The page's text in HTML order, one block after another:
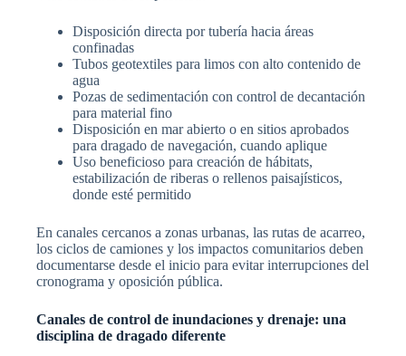
Disposición directa por tubería hacia áreas
confinadas
Tubos geotextiles para limos con alto contenido de
agua
Pozas de sedimentación con control de decantación
para material fino
Disposición en mar abierto o en sitios aprobados
para dragado de navegación, cuando aplique
Uso beneficioso para creación de hábitats,
estabilización de riberas o rellenos paisajísticos,
donde esté permitido
En canales cercanos a zonas urbanas, las rutas de acarreo,
los ciclos de camiones y los impactos comunitarios deben
documentarse desde el inicio para evitar interrupciones del
cronograma y oposición pública.
Canales de control de inundaciones y drenaje: una
disciplina de dragado diferente